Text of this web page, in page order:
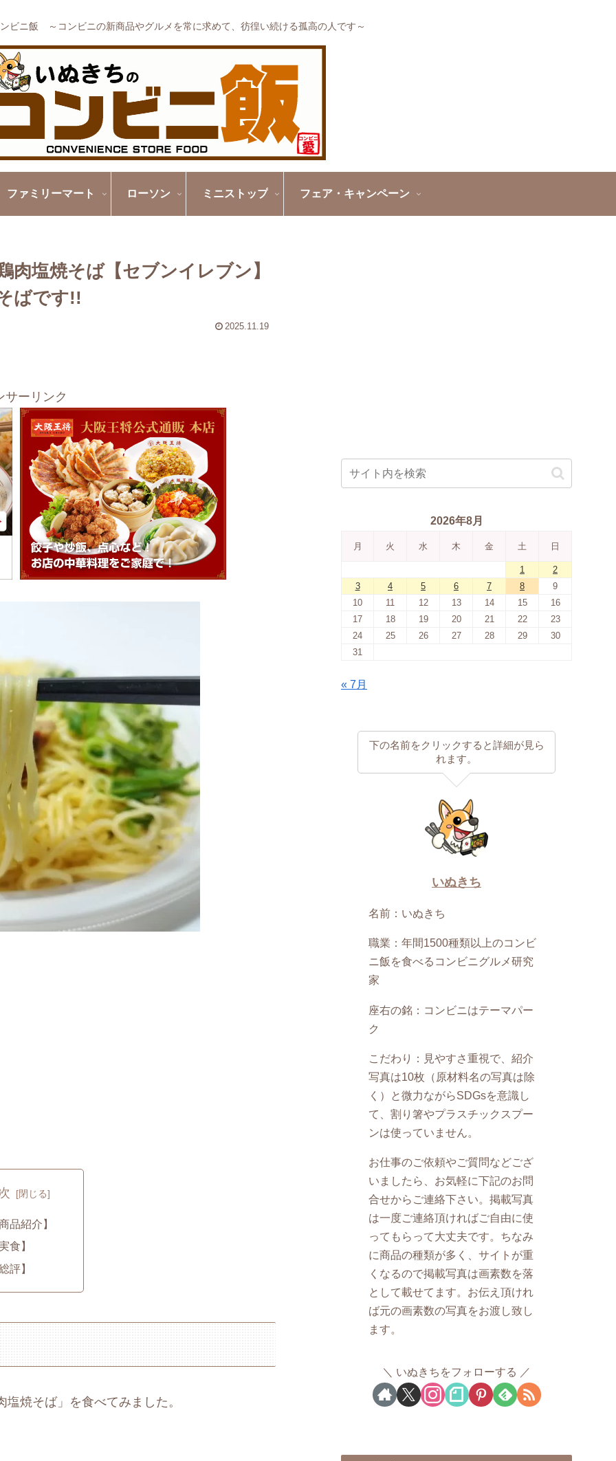
ビニ飯 ～コンビニの新商品やグルメを常に求めて、彷徨い続ける孤高の人です～
ファミリーマート ローソン ミニストップ フェア・キャンペーン
塩焼そば【セブンイレブン】
ばです!!
2025.11.19
サーリンク
品紹介】
食】
評】
焼そば」を食べてみました。
2026年8月
月 火 水 木 金 土 日
1
2
3
4 5 6 7 8
9
10
11 12 13 14 15
16
17
18 19 20 21 22
23
24
25 26 27 28 29
30
31
« 7月
下の名前をクリックすると詳細が見ら
れます。
いぬきち
名前：いぬきち
職業：年間1500種類以上のコンビ
ニ飯を食べるコンビニグルメ研究
家
座右の銘：コンビニはテーマパー
ク
こだわり：見やすさ重視で、紹介
写真は10枚（原材料名の写真は除
く）と微力ながらSDGsを意識し
て、割り箸やプラスチックスプー
ンは使っていません。
お仕事のご依頼やご質問などござ
いましたら、お気軽に下記のお問
合せからご連絡下さい。掲載写真
は一度ご連絡頂ければご自由に使
ってもらって大丈夫です。ちなみ
に商品の種類が多く、サイトが重
くなるので掲載写真は画素数を落
として載せてます。お伝え頂けれ
ば元の画素数の写真をお渡し致し
ます。
いぬきちをフォローする